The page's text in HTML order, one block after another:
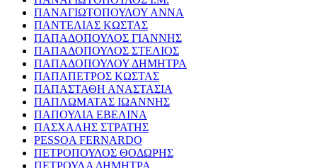
ΠΑΝΑΓΙΩΤΟΠΟΥΛΟΥ ΑΝΝΑ
ΠΑΝΤΕΛΙΑΣ ΚΩΣΤΑΣ
ΠΑΠΑΔΟΠΟΥΛΟΣ ΓΙΑΝΝΗΣ
ΠΑΠΑΔΟΠΟΥΛΟΣ ΣΤΕΛΙΟΣ
ΠΑΠΑΔΟΠΟΥΛΟΥ ΔΗΜΗΤΡΑ
ΠΑΠΑΠΕΤΡΟΣ ΚΩΣΤΑΣ
ΠΑΠΑΣΤΑΘΗ ΑΝΑΣΤΑΣΙΑ
ΠΑΠΛΩΜΑΤΑΣ ΙΩΑΝΝΗΣ
ΠΑΠΟΥΛΙΑ ΕΒΕΛΙΝΑ
ΠΑΣΧΑΛΗΣ ΣΤΡΑΤΗΣ
PESSOA FERNARDO
ΠΕΤΡΟΠΟΥΛΟΣ ΘΟΔΩΡΗΣ
ΠΕΤΡΟΥΛΑ ΔΗΜΗΤΡΑ